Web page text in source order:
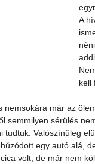
A
kell
nemsokára már az
semmilyen sérülés
tudtuk. Valószínűleg
egy autó alá,
volt, de már nem